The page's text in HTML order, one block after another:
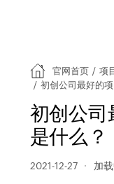
官网首页 / 项
/ 初创公司最好的
初创公司
是什么？
2021-12-27 305